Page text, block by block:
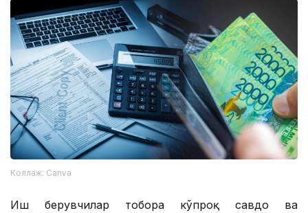
Коллаж: Canva
Иш берувчилар тобора кўпроқ савдо ва